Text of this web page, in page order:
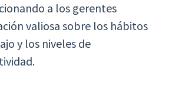
a los gerentes
valiosa sobre los hábitos
y los niveles de